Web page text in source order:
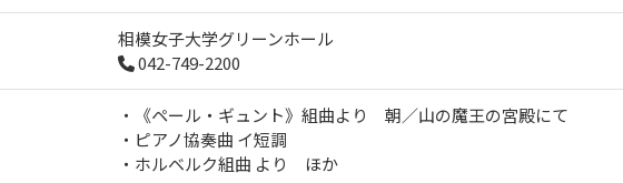
相模女子大学グリーンホール
042-749-2200
・《ペール・ギュント》組曲より 朝／山の魔王の宮殿にて
・ピアノ協奏曲 イ短調
・ホルベルク組曲 より ほか